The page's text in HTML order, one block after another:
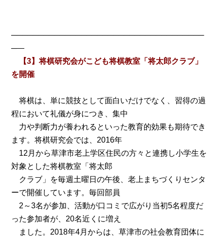
────────────────────────────────────
─―
【3】将棋研究会がこども将棋教室「将太郎クラブ」
を開催
将棋は、単に競技として面白いだけでなく、習得の過
程において礼儀が身につき、集中
力や判断力が養われるといった教育的効果も期待でき
ます。将棋研究会では、2016年
12月から草津市老上学区住民の方々と連携し小学生を
対象とした将棋教室「将太郎
クラブ」を毎週土曜日の午後、老上まちづくりセンタ
ーで開催しています。毎回部員
2～3名が参加、活動が口コミで広がり当初5名程度だ
った参加者が、20名近くに増え
ました。2018年4月からは、草津市の社会教育団体に